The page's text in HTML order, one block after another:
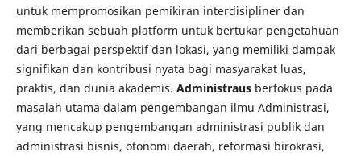
untuk mempromosikan pemikiran interdisipliner dan
memberikan sebuah platform untuk bertukar pengetahuan
dari berbagai perspektif dan lokasi, yang memiliki dampak
signifikan dan kontribusi nyata bagi masyarakat luas,
praktis, dan dunia akademis. Administrausberfokus pada
masalah utama dalam pengembangan ilmu Administrasi,
yang mencakup pengembangan administrasi publik dan
administrasi bisnis, otonomi daerah, reformasi birokrasi,